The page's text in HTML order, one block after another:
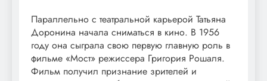
Параллельно с театральной карьерой Татьяна
Доронина начала сниматься в кино. В 1956
году она сыграла свою первую главную роль в
фильме «Мост» режиссера Григория Рошаля.
Фильм получил признание зрителей и